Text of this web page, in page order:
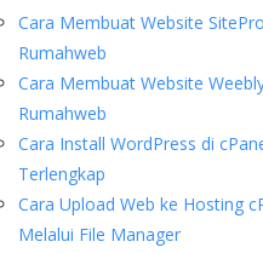
Cara Membuat Website
Rumahweb
Cara Membuat Website
Rumahweb
Cara Install WordPress di
Terlengkap
Cara Upload Web ke Hosting
Melalui File Manager